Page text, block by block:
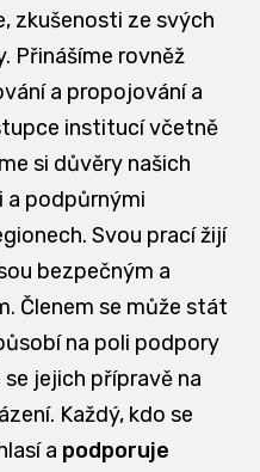
zkušenosti ze svých
Přinášíme rovněž
a propojování a
institucí včetně
si důvěry našich
a podpůrnými
Svou prací žijí
bezpečným a
Členem se může stát
na poli podpory
jejich přípravě na
Každý, kdo se
a podporuje